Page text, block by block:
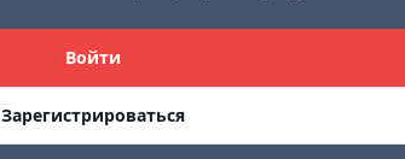
Войти
Зарегистрироваться